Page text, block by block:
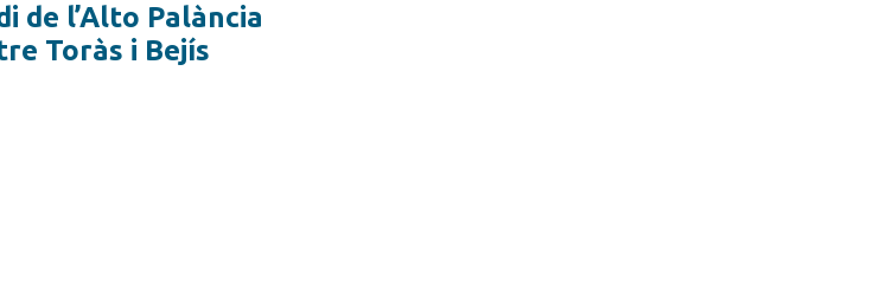
de l’Alto Palància
Toràs i Bejís